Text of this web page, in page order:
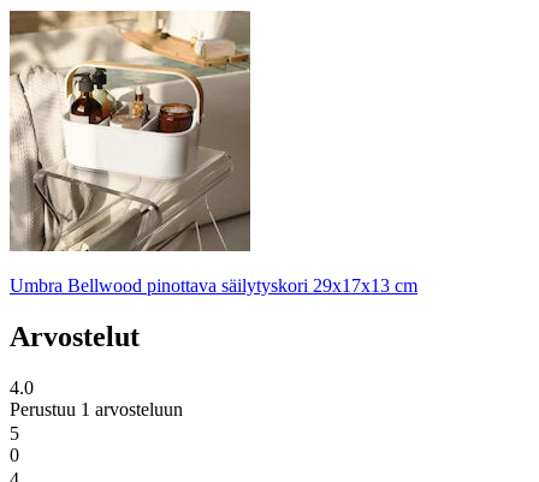
Umbra Bellwood pinottava säilytyskori 29x17x13 cm
Arvostelut
4.0
Perustuu 1 arvosteluun
5
0